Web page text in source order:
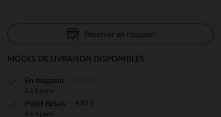
Réserver en magasin
MODES DE LIVRAISON DISPONIBLES
En magasin
2 à 5 jours
Point Relais 4,90 €
2 à 4 jours